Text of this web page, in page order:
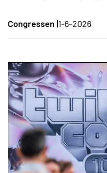
Congressen |1-6-2026